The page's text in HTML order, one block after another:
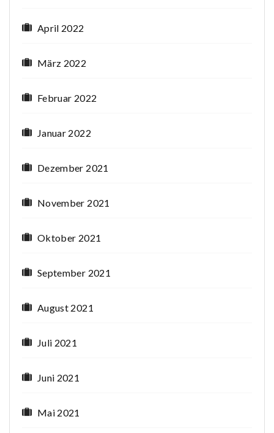
April 2022
März 2022
Februar 2022
Januar 2022
Dezember 2021
November 2021
Oktober 2021
September 2021
August 2021
Juli 2021
Juni 2021
Mai 2021